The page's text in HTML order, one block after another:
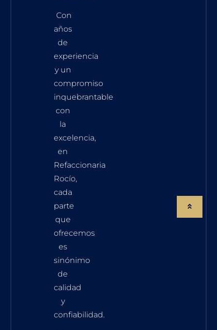
Con
años
de
experiencia
y un
compromiso
inquebrantable
con
la
excelencia,
en
Refaccionaria
Rocío,
cada
parte
que
ofrecemos
es
sinónimo
de
calidad
y
confiabilidad.